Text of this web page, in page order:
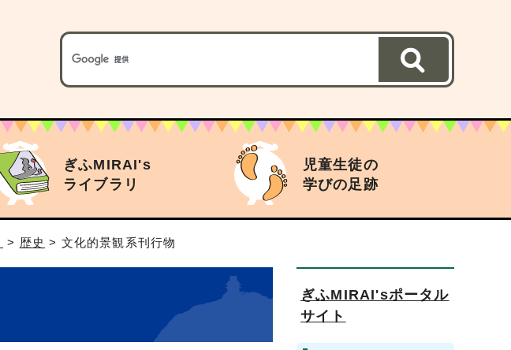
ぎふMIRAI's
ライブラリ
児童生徒の
学びの足跡
> 歴史 > 文化的景観系刊行物
ぎふMIRAI'sポータル
サイト